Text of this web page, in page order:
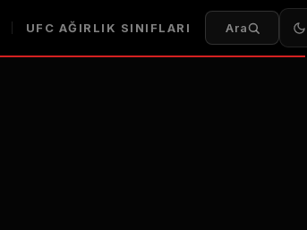
UFC AĞIRLIK SINIFLARI Ara